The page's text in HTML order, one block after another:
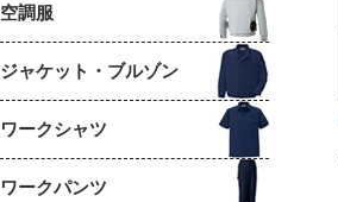
空調服
ジャケット・ブルゾン
ワークシャツ
ワークパンツ